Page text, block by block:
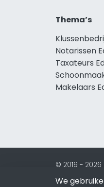
Thema’s
Notarissen
Taxateurs
Makelaars
© 2019 -
We